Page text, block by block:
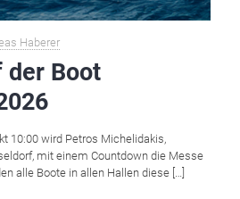
Haberer
der Boot
10:00 wird Petros Michelidakis,
mit einem Countdown die Messe
alle Boote in allen Hallen diese […]